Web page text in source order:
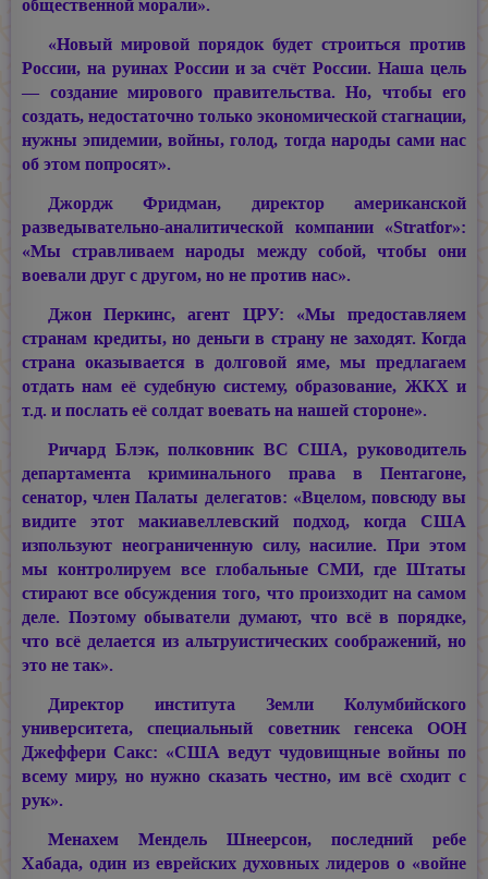
общественной морали».
«Новый мировой порядок будет строиться против
России, на руинах России и за счёт России. Наша цель
— создание мирового правительства. Но, чтобы его
создать, недостаточно только экономической стагнации,
нужны эпидемии, войны, голод, тогда народы сами нас
об этом попросят».
Джордж Фридман, директор американской
разведывательно-аналитической компании «Stratfor»:
«Мы стравливаем народы между собой, чтобы они
воевали друг с другом, но не против нас».
Джон Перкинс, агент ЦРУ: «Мы предоставляем
странам кредиты, но деньги в страну не заходят. Когда
страна оказывается в долговой яме, мы предлагаем
отдать нам её судебную систему, образование, ЖКХ и
т.д. и послать её солдат воевать на нашей стороне».
Ричард Блэк, полковник ВС США, руководитель
департамента криминального права в Пентагоне,
сенатор, член Палаты делегатов: «Вцелом, повсюду вы
видите этот макиавеллевский подход, когда США
изпользуют неограниченную силу, насилие. При этом
мы контролируем все глобальные СМИ, где Штаты
стирают все обсуждения того, что произходит на самом
деле. Поэтому обыватели думают, что всё в порядке,
что всё делается из альтруистических соображений, но
это не так».
Директор института Земли Колумбийского
университета, специальный советник генсека ООН
Джеффери Сакс: «США ведут чудовищные войны по
всему миру, но нужно сказать честно, им всё сходит с
рук».
Менахем Мендель Шнеерсон, последний ребе
Хабада, один из еврейских духовных лидеров о «войне